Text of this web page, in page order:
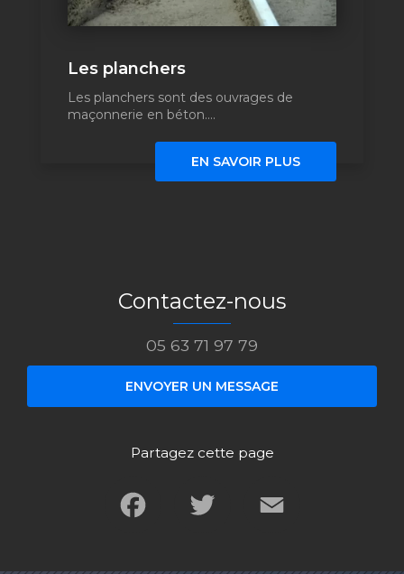
Les planchers
Les planchers sont des ouvrages de
maçonnerie en béton....
EN SAVOIR PLUS
Contactez-nous
05 63 71 97 79
ENVOYER UN MESSAGE
Partagez cette page